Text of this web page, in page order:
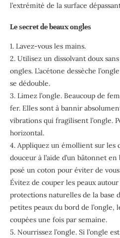
l’extrémité de la surface
Le secret de beaux ongles
1. Lavez-vous les mains.
2. Utilisez un dissolvant doux
ongles. L’acétone dessèche
se dédouble.
3. Limez l’ongle. Beaucoup de
fer. Elles sont à bannir
vibrations qui fragilisent l’ongle.
horizontal.
4. Appliquez un émollient sur les
douceur à l’aide d’un bâtonnet
posé un coton pour éviter de
Évitez de couper les peaux
protections naturelles de la base
petites peaux du bord de l’ongle,
coupées une fois par semaine.
5. Nourrissez l’ongle. Si l’ongle